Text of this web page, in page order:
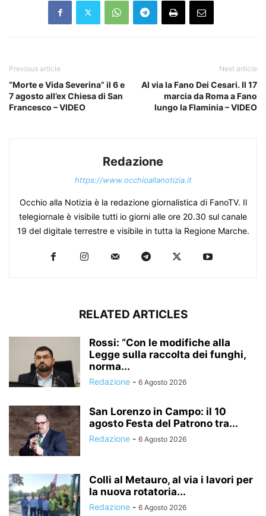
Previous article
“Morte e Vida Severina” il 6 e
7 agosto all’ex Chiesa di San
Francesco – VIDEO
Next article
Al via la Fano Dei Cesari. Il 17
marcia da Roma a Fano
lungo la Flaminia – VIDEO
Redazione
https://www.occhioallanotizia.it
Occhio alla Notizia è la redazione giornalistica di FanoTV. Il
telegiornale è visibile tutti io giorni alle ore 20.30 sul canale
19 del digitale terrestre e visibile in tutta la Regione Marche.
RELATED ARTICLES
Rossi: “Con le modifiche alla
Legge sulla raccolta dei funghi,
norma...
Redazione - 6 Agosto 2026
San Lorenzo in Campo: il 10
agosto Festa del Patrono tra...
Redazione - 6 Agosto 2026
Colli al Metauro, al via i lavori per
la nuova rotatoria...
Redazione - 6 Agosto 2026